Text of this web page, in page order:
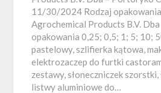
11/30/2024 Rodzaj
Agrochemical Products B.V.
opakowania 0,25; 0,5; 1; 5; 10;
pastelowy, szlifierka kątowa,
elektrozaczep do furtki
zestawy, słoneczniczek
listwy aluminiowe do…